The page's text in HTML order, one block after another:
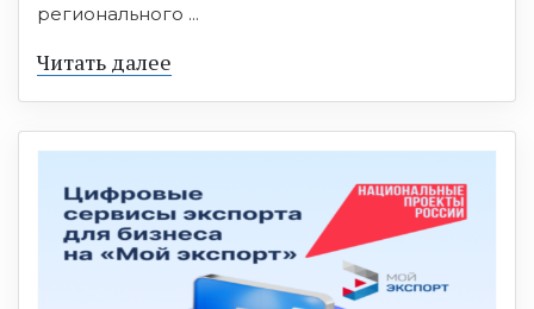
регионального ...
Читать далее